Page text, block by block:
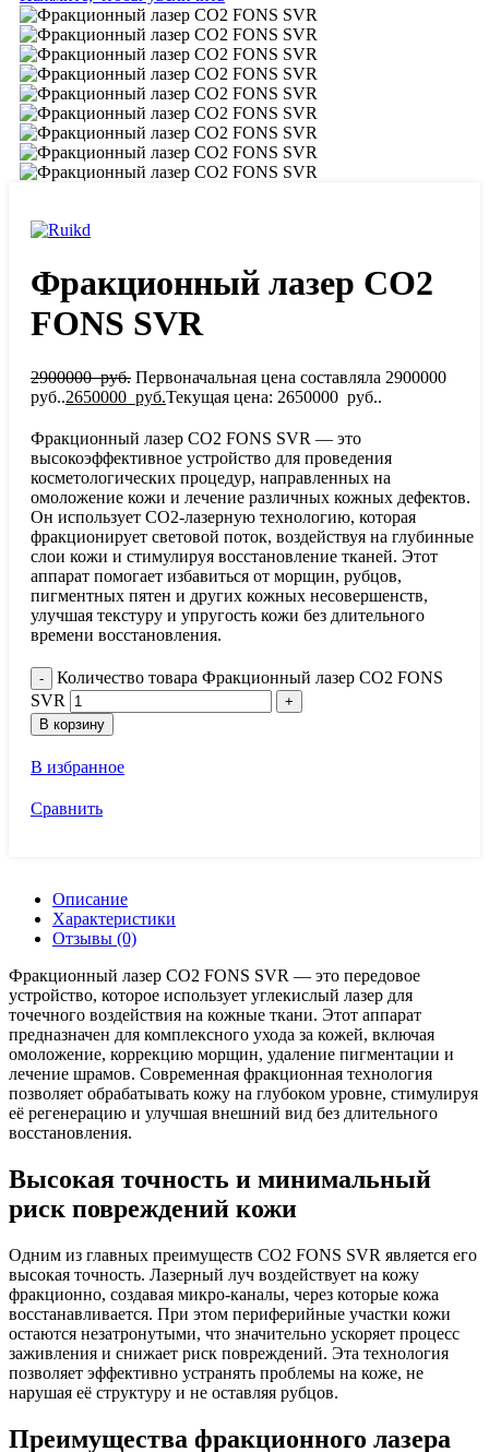
Фракционный лазер CO2
FONS SVR
2900000руб. Первоначальная цена составляла 2900000
руб..2650000 руб.Текущая цена: 2650000 руб..
Фракционный лазер CO2 FONS SVR — это
высокоэффективное устройство для проведения
косметологических процедур, направленных на
омоложение кожи и лечение различных кожных дефектов.
Он использует CO2-лазерную технологию, которая
фракционирует световой поток, воздействуя на глубинные
слои кожи и стимулируя восстановление тканей. Этот
аппарат помогает избавиться от морщин, рубцов,
пигментных пятен и других кожных несовершенств,
улучшая текстуру и упругость кожи без длительного
времени восстановления.
Количество товара Фракционный лазер CO2 FONS
SVR
В корзину
В избранное
Сравнить
Описание
Характеристики
Отзывы (0)
Фракционный лазер CO2 FONS SVR — это передовое
устройство, которое использует углекислый лазер для
точечного воздействия на кожные ткани. Этот аппарат
предназначен для комплексного ухода за кожей, включая
омоложение, коррекцию морщин, удаление пигментации и
лечение шрамов. Современная фракционная технология
позволяет обрабатывать кожу на глубоком уровне, стимулируя
её регенерацию и улучшая внешний вид без длительного
восстановления.
Высокая точность и минимальный
риск повреждений кожи
Одним из главных преимуществ CO2 FONS SVR является его
высокая точность. Лазерный луч воздействует на кожу
фракционно, создавая микро-каналы, через которые кожа
восстанавливается. При этом периферийные участки кожи
остаются незатронутыми, что значительно ускоряет процесс
заживления и снижает риск повреждений. Эта технология
позволяет эффективно устранять проблемы на коже, не
нарушая её структуру и не оставляя рубцов.
Преимущества фракционного лазера